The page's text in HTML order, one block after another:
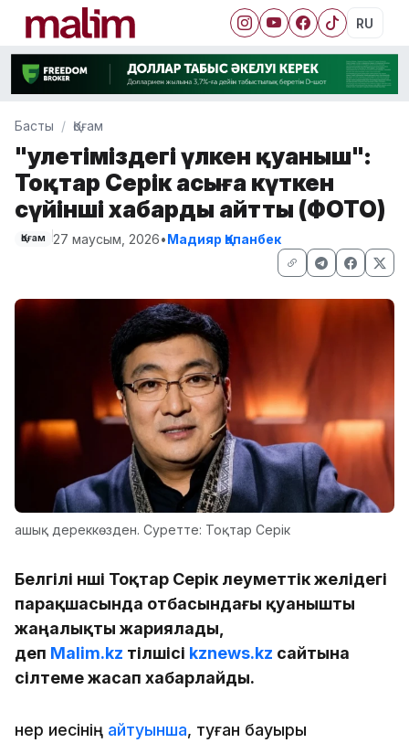
RU
Басты Қоғам
"Әулетіміздегі үлкен қуаныш":
Тоқтар Серік асыға күткен
сүйінші хабарды айтты (ФОТО)
Қоғам 27 маусым, 2026•Мадияр Қапанбек
ашық дереккөзден. Суретте: Тоқтар Серік
Белгілі әнші Тоқтар Серік әлеуметтік желідегі
парақшасында отбасындағы қуанышты
жаңалықты жариялады,
деп Malim.kz тілшісі kznews.kz сайтына
сілтеме жасап хабарлайды.
Өнер иесінің айтуынша, туған бауыры